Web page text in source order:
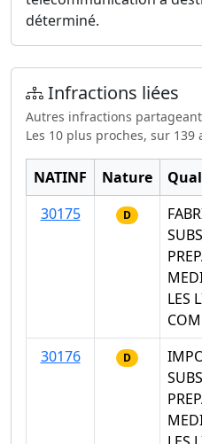
déterminé.
Infractions liées
Autres infractions
Les 10 plus proches, sur 139
NATINF Nature
30175
D
LES
30176
D